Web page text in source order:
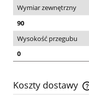
Wymiar zewnętrzny
90
Wysokość przegubu
0
Koszty dostawy
Cena nie zawiera